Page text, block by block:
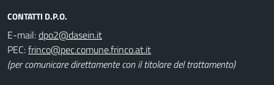
CONTATTI D.P.O.
E-mail:
PEC:
(per comunicare direttamente con il titolare del trattamento)